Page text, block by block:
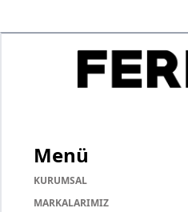
Menü
KURUMSAL
MARKALARIMIZ